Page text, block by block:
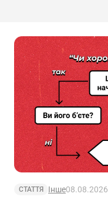
СТАТТЯ Інше08.08.2026